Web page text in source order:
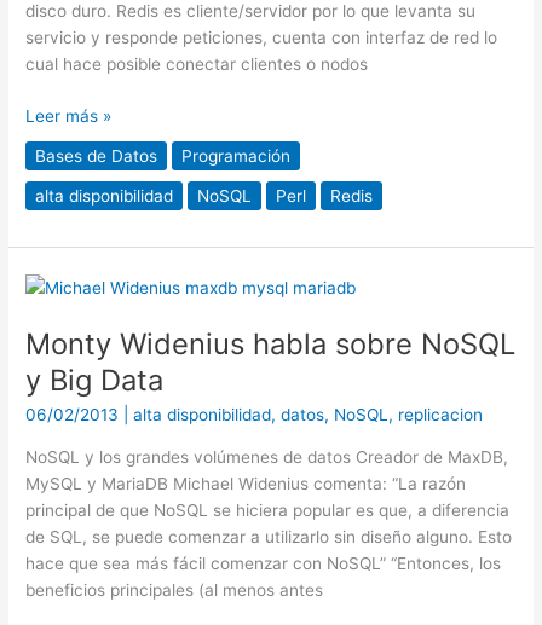
disco duro. Redis es cliente/servidor por lo que levanta su
servicio y responde peticiones, cuenta con interfaz de red lo
cual hace posible conectar clientes o nodos
Leer más »
Bases de Datos Programación
alta disponibilidad NoSQL Perl Redis
Monty Widenius habla sobre NoSQL
y Big Data
06/02/2013 |alta disponibilidad,datos, NoSQL, replicacion
NoSQL y los grandes volúmenes de datos Creador de MaxDB,
MySQL y MariaDB Michael Widenius comenta: “La razón
principal de que NoSQL se hiciera popular es que, a diferencia
de SQL, se puede comenzar a utilizarlo sin diseño alguno. Esto
hace que sea más fácil comenzar con NoSQL” “Entonces, los
beneficios principales (al menos antes
Monty
habla
sobre
NoSQL
y